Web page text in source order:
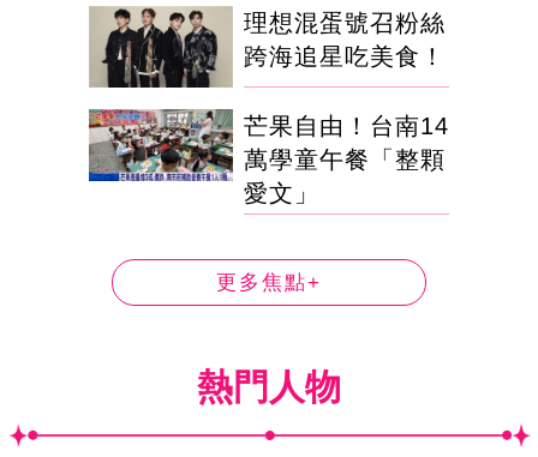
理想混蛋號召粉絲
跨海追星吃美食！
芒果自由！台南14
萬學童午餐「整顆
愛文」
更多焦點+
熱門人物